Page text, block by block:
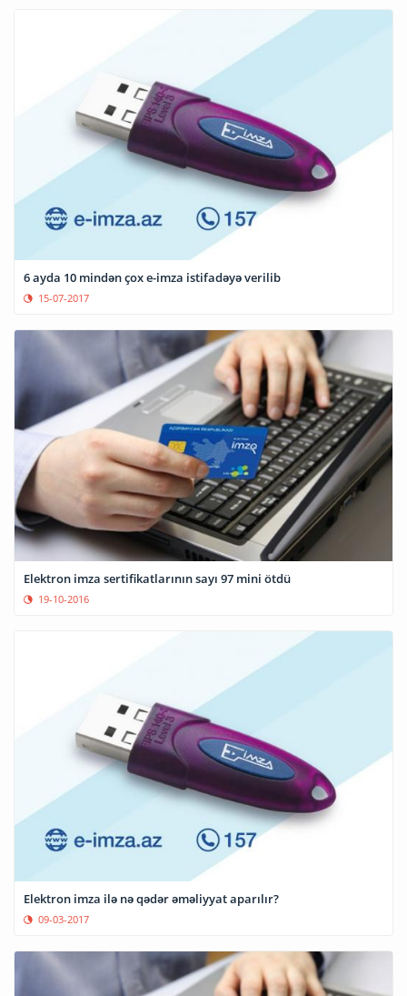
6 ayda 10 mindən çox e-imza istifadəyə verilib
15-07-2017
Elektron imza sertifikatlarının sayı 97 mini ötdü
19-10-2016
Elektron imza ilə nə qədər əməliyyat aparılır?
09-03-2017